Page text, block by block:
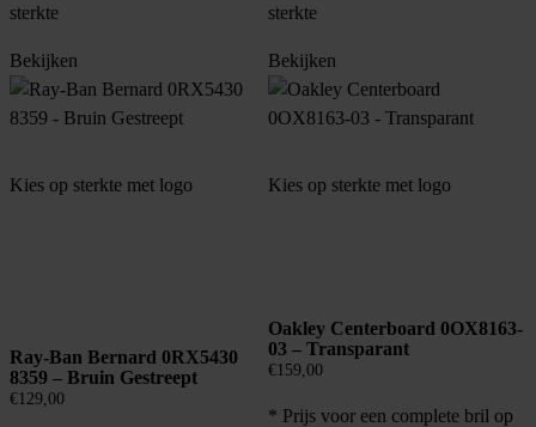
sterkte
Bekijken
sterkte
Bekijken
Kies op sterkte met logo
Ray-Ban Bernard 0RX5430
8359 – Bruin Gestreept
€129,00
Kies op sterkte met logo
Oakley Centerboard 0OX8163-
03 – Transparant
€159,00
* Prijs voor een complete bril op